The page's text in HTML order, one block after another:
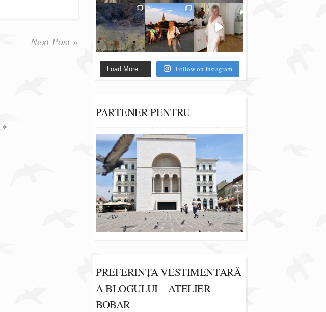
Next Post »
*
Load More... Follow on Instagram
PARTENER PENTRU
PREFERINȚA VESTIMENTARĂ
A BLOGULUI – ATELIER
BOBAR